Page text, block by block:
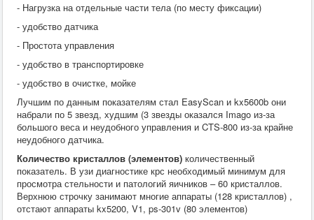
- Нагрузка на отдельные части тела (по месту фиксации)
- удобство датчика
- Простота управления
- удобство в транспортировке
- удобство в очистке, мойке
Лучшим по данным показателям стал EasyScan и kx5600b они
набрали по 5 звезд, худшим (3 звезды оказался Imago из-за
большого веса и неудобного управления и CTS-800 из-за крайне
неудобного датчика.
Количество кристаллов (элементов) количественный
показатель. В узи диагностике крс необходимый минимум для
просмотра стельности и патологий яичников – 60 кристаллов.
Верхнюю строчку занимают многие аппараты (128 кристаллов) ,
отстают аппараты kx5200, V1, ps-301v (80 элементов)